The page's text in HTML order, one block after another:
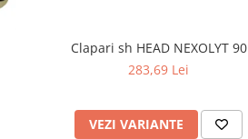
Clapari sh HEAD NEXOLYT 90
283,69 Lei
VEZI VARIANTE